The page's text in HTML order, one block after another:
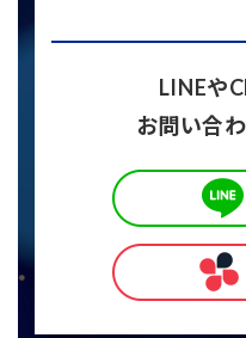
LINEや
お問い合